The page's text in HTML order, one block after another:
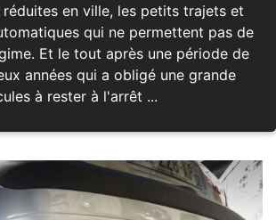
en ville, les petits trajets et
qui ne permettent pas de
Et le tout après une période de
années qui a obligé une grande
à rester à l'arrêt ...